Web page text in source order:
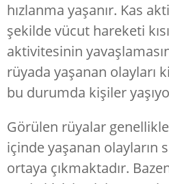
hızlanma yaşanır. Kas
şekilde vücut hareketi
aktivitesinin
rüyada yaşanan olayları
bu durumda kişiler
Görülen rüyalar
içinde yaşanan olayların
ortaya çıkmaktadır.